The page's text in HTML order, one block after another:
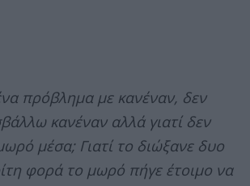
πρόβλημα με κανέναν, δεν
κανέναν αλλά γιατί δεν
μέσα; Γιατί το διώξανε δυο
φορά το μωρό πήγε έτοιμο να